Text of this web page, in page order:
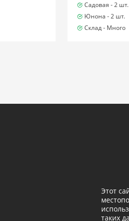
Садовая -2 шт.
Юнона -2 шт.
Склад - Много
Этот
таких